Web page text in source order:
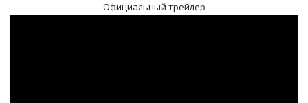
Официальный трейлер